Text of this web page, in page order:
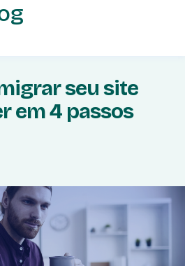
seu site
em 4 passos